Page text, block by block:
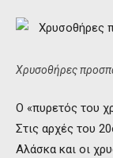
Χρυσοθήρες
Ο «πυρετός του
Στις αρχές του
Αλάσκα και οι